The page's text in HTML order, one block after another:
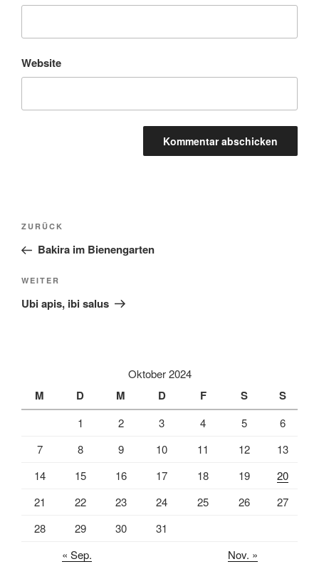
Website
e
r
a
t
Beitragsnavigation
Vorheriger
Beitrag
ZURÜCK
Bakira im Bienengarten
Nächster
Beitrag
WEITER
Ubi apis, ibi salus
Oktober 2024
M D M D F S S
1 2 3 4 5
6
7
8 9 10 11 12
13
14
15 16 17 18 19
20
21
22 23 24 25 26
27
28
29 30
31
« Sep.
Nov. »